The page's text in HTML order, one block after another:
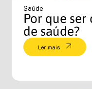
Saúde
Por que
de saúde?
Ler mais